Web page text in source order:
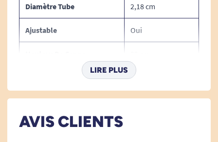
Diamètre Tube 2,18 cm
Ajustable Oui
Type De Poignée
Relax /
anatomique
Modèle
LIRE PLUS
AVIS CLIENTS